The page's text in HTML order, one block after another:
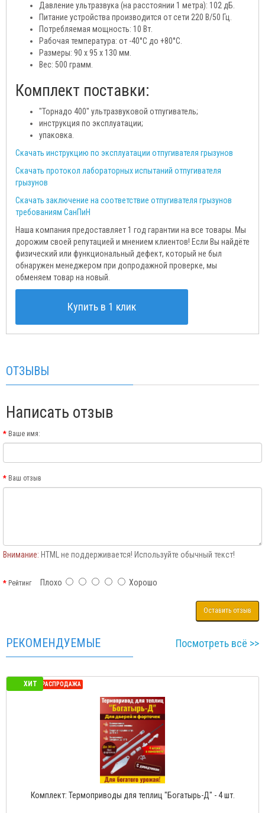
Давление ультразвука (на расстоянии 1 метра): 102 дБ.
Питание устройства производится от сети 220 В/50 Гц.
Потребляемая мощность: 10 Вт.
Рабочая температура: от -40°С до +80°С.
Размеры: 90 х 95 х 130 мм.
Вес: 500 грамм.
Комплект поставки:
"Торнадо 400" ультразвуковой отпугиватель;
инструкция по эксплуатации;
упаковка.
Скачать инструкцию по эксплуатации отпугивателя грызунов
Скачать протокол лабораторных испытаний отпугивателя
грызунов
Скачать заключение на соответствие отпугивателя грызунов
требованиям СанПиН
Наша компания предоставляет 1 год гарантии на все товары. Мы
дорожим своей репутацией и мнением клиентов! Если Вы найдёте
физический или функциональный дефект, который не был
обнаружен менеджером при допродажной проверке, мы
обменяем товар на новый.
Купить в 1 клик
ОТЗЫВЫ
Написать отзыв
Ваше имя:
Ваш отзыв
Внимание: HTML не поддерживается! Используйте обычный текст!
РейтингПлохо Хорошо
Оставить отзыв
РЕКОМЕНДУЕМЫЕ Посмотреть всё >>
с одной пружиной Термопривод для теплиц